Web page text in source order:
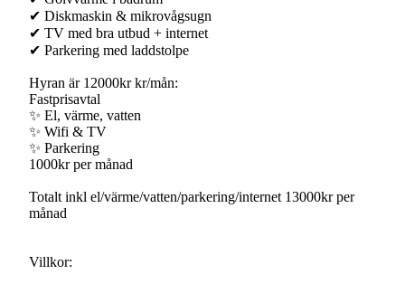
✔ Diskmaskin & mikrovågsugn
✔ TV med bra utbud + internet
✔ Parkering med laddstolpe
Hyran är 12000kr kr/mån:
Fastprisavtal
✨ El, värme, vatten
✨ Wifi & TV
✨ Parkering
1000kr per månad
Totalt inkl el/värme/vatten/parkering/internet 13000kr per
månad
Villkor: